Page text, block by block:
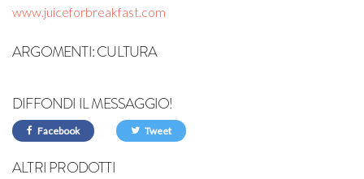
www.juiceforbreakfast.com
ARGOMENTI:CULTURA
DIFFONDI IL MESSAGGIO!
Facebook Tweet
ALTRI PRODOTTI